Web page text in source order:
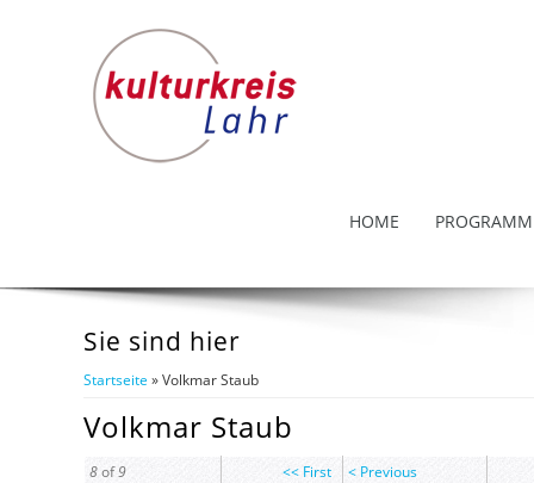
HOME PROGRAMM
Sie sind hier
Startseite » Volkmar Staub
Volkmar Staub
8of9 << First < Previous